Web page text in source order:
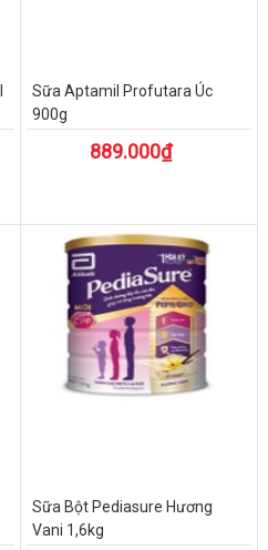
Sữa Aptamil Profutara Úc
900g
889.000₫
Sữa Bột Pediasure Hương
Vani 1,6kg